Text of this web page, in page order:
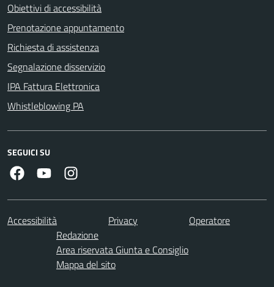
Obiettivi di accessibilità
Prenotazione appuntamento
Richiesta di assistenza
Segnalazione disservizio
IPA Fattura Elettronica
Whistleblowing PA
SEGUICI SU
FacebookYoutube
Accessibilità Privacy
Operatore
Redazione
Area riservata Giunta e Consiglio
Mappa del sito